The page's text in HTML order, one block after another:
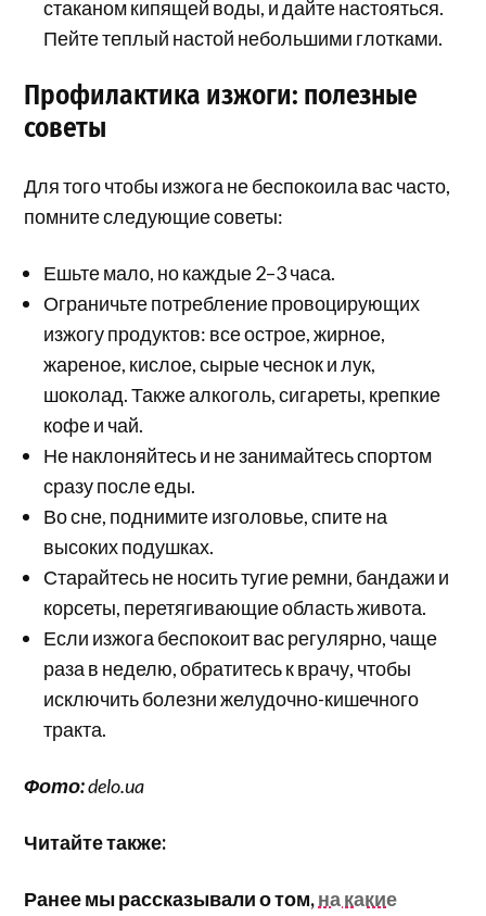
стаканом кипящей воды, и дайте настояться.
Пейте теплый настой небольшими глотками.
Профилактика изжоги: полезные
советы
Для того чтобы изжога не беспокоила вас часто,
помните следующие советы:
Ешьте мало, но каждые 2–3 часа.
Ограничьте потребление провоцирующих
изжогу продуктов: все острое, жирное,
жареное, кислое, сырые чеснок и лук,
шоколад. Также алкоголь, сигареты, крепкие
кофе и чай.
Не наклоняйтесь и не занимайтесь спортом
сразу после еды.
Во сне, поднимите изголовье, спите на
высоких подушках.
Старайтесь не носить тугие ремни, бандажи и
корсеты, перетягивающие область живота.
Если изжога беспокоит вас регулярно, чаще
раза в неделю, обратитесь к врачу, чтобы
исключить болезни желудочно-кишечного
тракта.
Фото:delo.ua
Читайте также:
Ранее мы рассказывали о том,на какие